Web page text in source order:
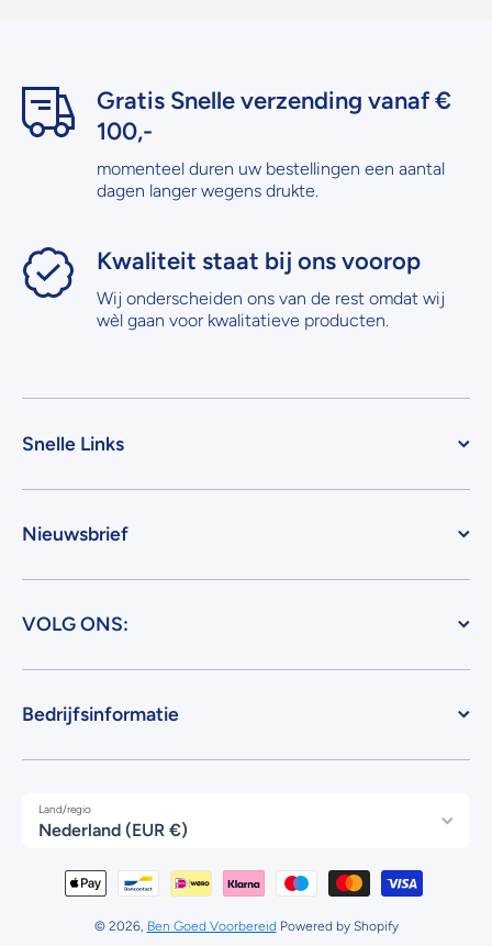
Gratis Snelle verzending vanaf €
100,-
momenteel duren uw bestellingen een aantal
dagen langer wegens drukte.
Kwaliteit staat bij ons voorop
Wij onderscheiden ons van de rest omdat wij
wèl gaan voor kwalitatieve producten.
Snelle Links
Nieuwsbrief
VOLG ONS:
Bedrijfsinformatie
Land/regio
Nederland (EUR €)
Betaalmethodes
© 2026, Ben Goed Voorbereid Powered by Shopify